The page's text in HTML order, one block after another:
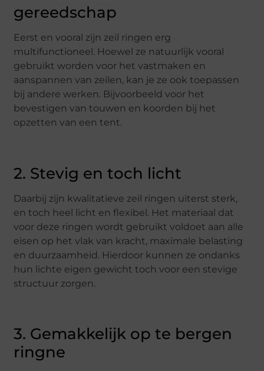
gereedschap
Eerst en vooral zijn zeil ringen erg
multifunctioneel. Hoewel ze natuurlijk vooral
gebruikt worden voor het vastmaken en
aanspannen van zeilen, kan je ze ook toepassen
bij andere werken. Bijvoorbeeld voor het
bevestigen van touwen en koorden bij het
opzetten van een tent.
2. Stevig en toch licht
Daarbij zijn kwalitatieve zeil ringen uiterst sterk,
en toch heel licht en flexibel. Het materiaal dat
voor deze ringen wordt gebruikt voldoet aan alle
eisen op het vlak van kracht, maximale belasting
en duurzaamheid. Hierdoor kunnen ze ondanks
hun lichte eigen gewicht toch voor een stevige
structuur zorgen.
3. Gemakkelijk op te bergen
ringne